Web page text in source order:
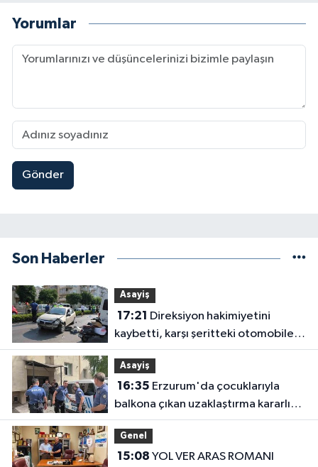
Yorumlar
Gönder
Son Haberler
Asayiş
17:21
kaybetti, karşı şeritteki otomobile
çarptı
Asayiş
16:35
balkona çıkan uzaklaştırma kararlı
koca ikna edildi
Genel
15:08